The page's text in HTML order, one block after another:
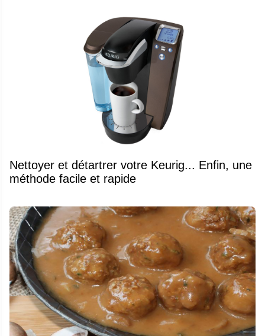
Nettoyer et détartrer votre Keurig... Enfin, une
méthode facile et rapide